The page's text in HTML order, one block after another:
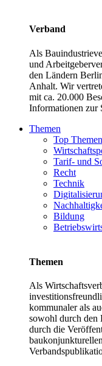
Verband
Als
und
den Ländern
Anhalt. Wir
mit ca. 20.000
Informationen zur
Themen
Top Themen
Tarif- und
Recht
Technik
Bildung
Themen
Als
kommunaler als
sowohl durch den
durch die